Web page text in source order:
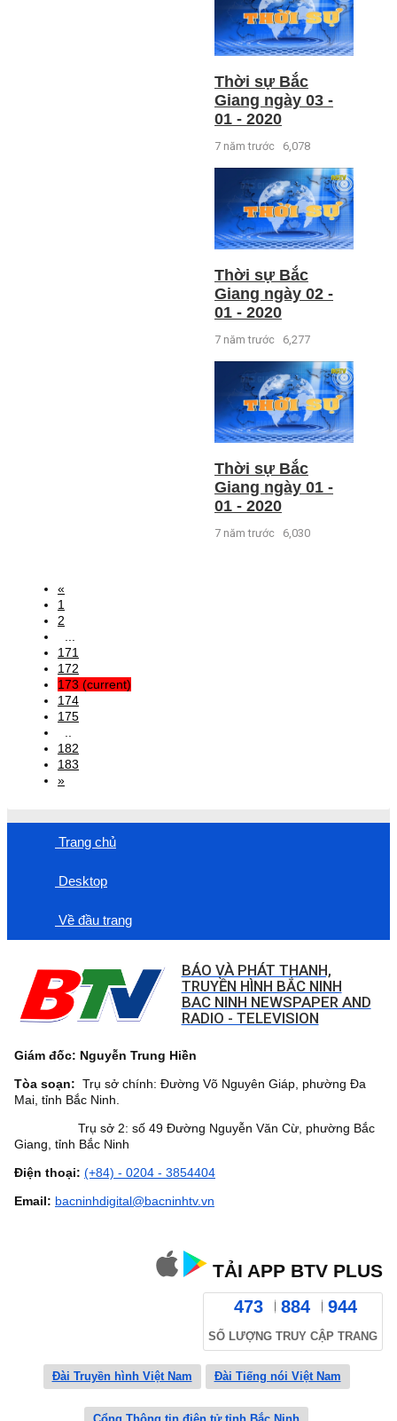
Thời sự Bắc
Giang ngày 03 -
01 - 2020
7 năm trước 6,078
Thời sự Bắc
Giang ngày 02 -
01 - 2020
7 năm trước 6,277
Thời sự Bắc
Giang ngày 01 -
01 - 2020
7 năm trước 6,030
«
1
2
171
172
173 (current)
174
175
182
183
»
Trang chủ
Desktop
Về đầu trang
BÁO VÀ PHÁT THANH,
TRUYỀN HÌNH BẮC NINH
BAC NINH NEWSPAPER AND
RADIO - TELEVISION
Giám đốc: Nguyễn Trung Hiền
Tòa soạn: Trụ sở chính: Đường Võ Nguyên Giáp, phường Đa
Mai, tỉnh Bắc Ninh.
Trụ sở 2: số 49 Đường Nguyễn Văn Cừ, phường Bắc
Giang, tỉnh Bắc Ninh
Điện thoại: (+84) - 0204 - 3854404
Email: bacninhdigital@bacninhtv.vn
TẢI APP BTV PLUS
473 884 944
SỐ LƯỢNG TRUY CẬP TRANG
Đài Truyền hình Việt Nam Đài Tiếng nói Việt Nam